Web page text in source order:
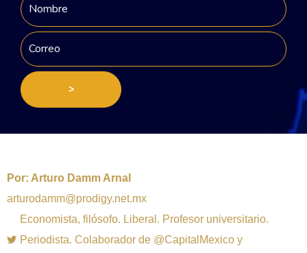
>
Por: Arturo Damm Arnal
arturodamm@prodigy.net.mx
Economista, filósofo. Liberal. Profesor universitario.
Periodista. Colaborador de @CapitalMexico y